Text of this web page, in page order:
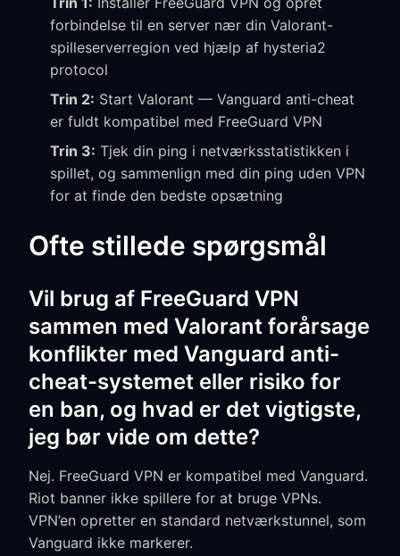
forbindelse til en server nær din Valorant-
spilleserverregion ved hjælp af hysteria2
protocol
Trin 2: Start Valorant — Vanguard anti-cheat
er fuldt kompatibel med FreeGuard VPN
Trin 3: Tjek din ping i netværksstatistikken i
spillet, og sammenlign med din ping uden VPN
for at finde den bedste opsætning
Ofte stillede spørgsmål
Vil brug af FreeGuard VPN
sammen med Valorant forårsage
konflikter med Vanguard anti-
cheat-systemet eller risiko for
en ban, og hvad er det vigtigste,
jeg bør vide om dette?
Nej. FreeGuard VPN er kompatibel med Vanguard.
Riot banner ikke spillere for at bruge VPNs.
VPN’en opretter en standard netværkstunnel, som
Vanguard ikke markerer.